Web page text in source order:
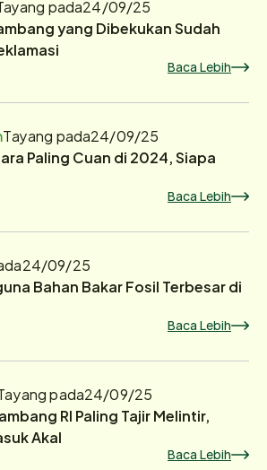
pada24/09/25
yang Dibekukan Sudah
Baca Lebih
Tayang pada24/09/25
Paling Cuan di 2024, Siapa
Baca Lebih
24/09/25
Bahan Bakar Fosil Terbesar di
Baca Lebih
pada24/09/25
RI Paling Tajir Melintir,
Akal
Baca Lebih